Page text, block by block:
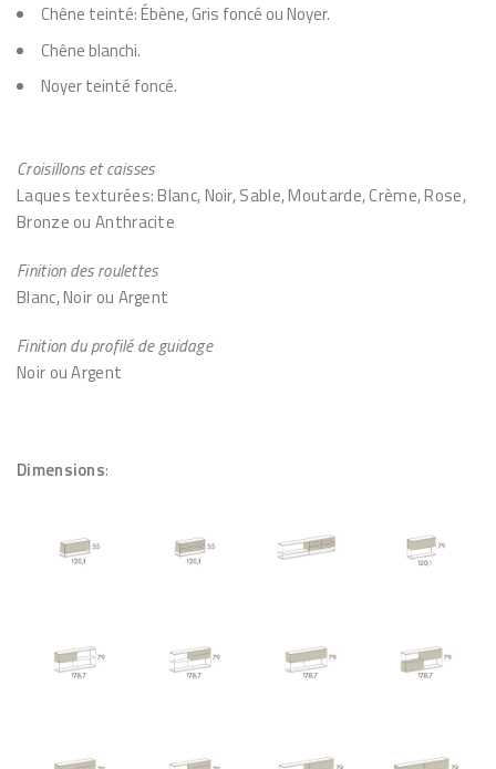
Chêne teinté: Ébène, Gris foncé ou Noyer.
Chêne blanchi.
Noyer teinté foncé.
Croisillons et caisses
Laques texturées: Blanc, Noir, Sable, Moutarde, Crème, Rose,
Bronze ou Anthracite
Finition des roulettes
Blanc, Noir ou Argent
Finition du profilé de guidage
Noir ou Argent
Dimensions: